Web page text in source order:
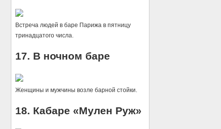
Встреча людей в баре Парижа в пятницу
тринадцатого числа.
17. В ночном баре
Женщины и мужчины возле барной стойки.
18. Кабаре «Мулен Руж»